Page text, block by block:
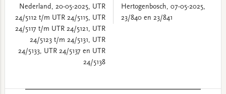
Nederland, 20-05-2025, UTR
24/5112 t/m UTR 24/5115, UTR
24/5117 t/m UTR 24/5121, UTR
24/5123 t/m 24/5131, UTR
24/5133, UTR 24/5137 en UTR
24/5138
Hertogenbosch, 07-05-2025,
23/840 en 23/841